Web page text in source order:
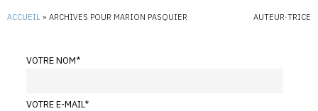
ACCUEIL » ARCHIVES POUR MARION PASQUIER AUTEUR·TRICE
VOTRE NOM*
VOTRE E-MAIL*